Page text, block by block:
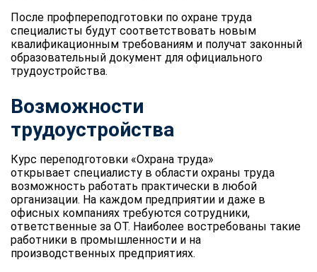
После профпереподготовки по охране труда
специалисты будут соответствовать новым
квалификационным требованиям и получат законный
образовательный документ для официального
трудоустройства.
Возможности
трудоустройства
Курс переподготовки «Охрана труда»
открывает специалисту в области охраны труда
возможность работать практически в любой
организации. На каждом предприятии и даже в
офисных компаниях требуются сотрудники,
ответственные за ОТ. Наиболее востребованы такие
работники в промышленности и на
производственных предприятиях.